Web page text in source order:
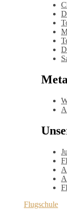
Meta
Flugschule